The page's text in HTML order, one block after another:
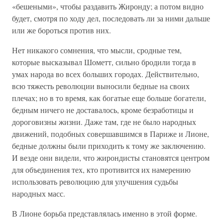
«бешеными», чтобы раздавить Жиронду; а потом видно
будет, смотря по ходу дел, последовать ли за ними дальше
или же бороться против них.
Нет никакого сомнения, что мысли, сродные тем,
которые высказывал Шометт, сильно бродили тогда в
умах народа во всех больших городах. Действительно,
всю тяжесть революции выносили бедные на своих
плечах; но в то время, как богатые еще больше богатели,
бедным ничего не доставалось, кроме безработицы и
дороговизны жизни. Даже там, где не было народных
движений, подобных совершавшимся в Париже и Лионе,
бедные должны были приходить к тому же заключению.
И везде они видели, что жирондисты становятся центром
для объединения тех, кто противится их намерению
использовать революцию для улучшения судьбы
народных масс.
В Лионе борьба представлялась именно в этой форме.